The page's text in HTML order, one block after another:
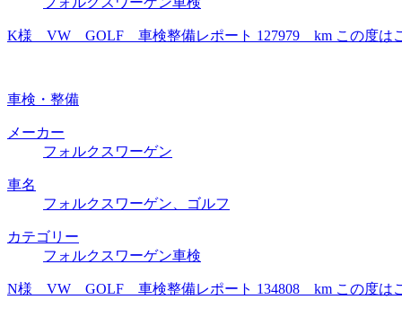
K様 VW GOLF 車検整備レポート 127979 km この度はご
車検・整備
メーカー
フォルクスワーゲン
車名
フォルクスワーゲン、ゴルフ
カテゴリー
フォルクスワーゲン車検
N様 VW GOLF 車検整備レポート 134808 km この度はご